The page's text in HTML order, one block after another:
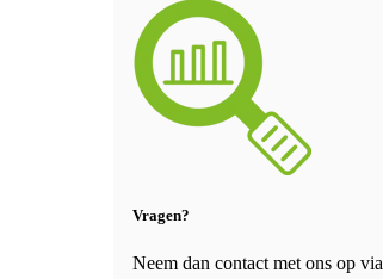
Vragen?
Neem dan contact met ons op via